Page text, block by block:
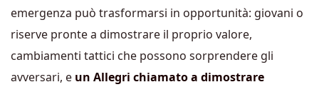
emergenza può trasformarsi in opportunità: giovani o
riserve pronte a dimostrare il proprio valore,
cambiamenti tattici che possono sorprendere gli
avversari, e un Allegri chiamato a dimostrare